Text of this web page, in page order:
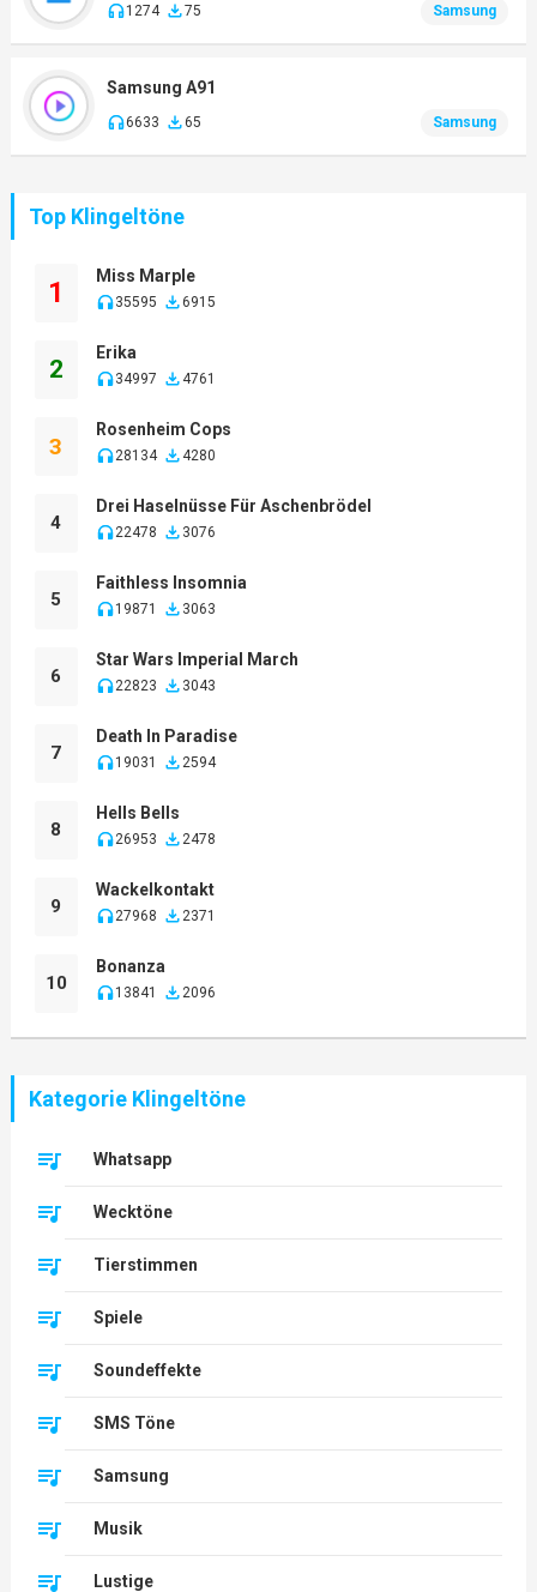
1274 75 Samsung
Samsung A91
6633 65 Samsung
Top Klingeltöne
1
Miss Marple
35595 6915
2
Erika
34997 4761
3
Rosenheim Cops
28134 4280
4
Drei Haselnüsse Für Aschenbrödel
22478 3076
5
Faithless Insomnia
19871 3063
6
Star Wars Imperial March
22823 3043
7
Death In Paradise
19031 2594
8
Hells Bells
26953 2478
9
Wackelkontakt
27968 2371
10
Bonanza
13841 2096
Kategorie Klingeltöne
Whatsapp
Wecktöne
Tierstimmen
Spiele
Soundeffekte
SMS Töne
Samsung
Musik
Lustige